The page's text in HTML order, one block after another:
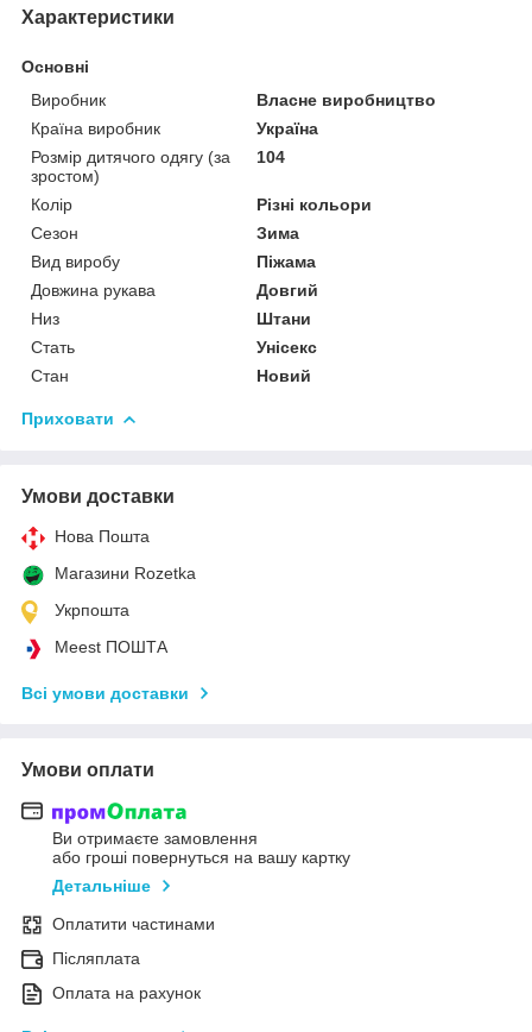
Характеристики
Основні
Виробник
Власне виробництво
Країна виробник
Україна
Розмір дитячого одягу (за
зростом)
104
Колір
Різні кольори
Сезон
Зима
Вид виробу
Піжама
Довжина рукава
Довгий
Низ
Штани
Стать
Унісекс
Стан
Новий
Приховати
Умови доставки
Нова Пошта
Магазини Rozetka
Укрпошта
Meest ПОШТА
Всі умови доставки
Умови оплати
Ви отримаєте замовлення
або гроші повернуться на вашу картку
Детальніше
Оплатити частинами
Післяплата
Оплата на рахунок